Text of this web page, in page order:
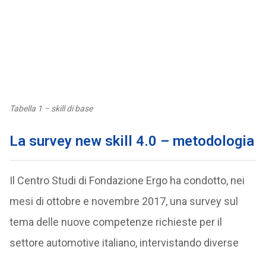
Tabella 1 – skill di base
La survey new skill 4.0 – metodologia
Il Centro Studi di Fondazione Ergo ha condotto, nei
mesi di ottobre e novembre 2017, una survey sul
tema delle nuove competenze richieste per il
settore automotive italiano, intervistando diverse